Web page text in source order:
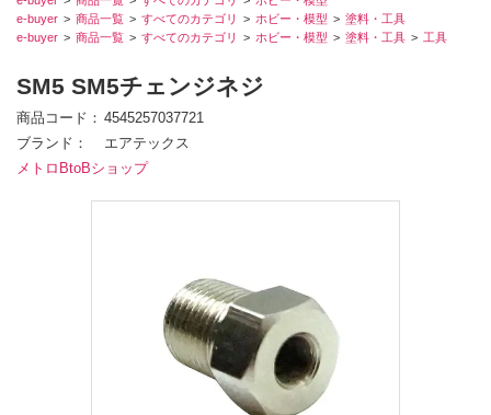
e-buyer
商品一覧 すべてのカテゴリ ホビー・模型
塗料・工具
e-buyer
商品一覧 すべてのカテゴリ ホビー・模型 塗料・工具 工具
SM5 SM5チェンジネジ
商品コード
4545257037721
ブランド
エアテックス
メトロBtoBショップ